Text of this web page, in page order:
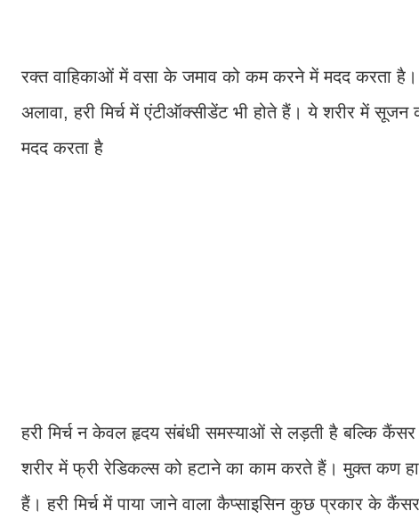
रक्त वाहिकाओं में वसा के जमाव को कम करने में मदद करता
अलावा, हरी मिर्च में एंटीऑक्सीडेंट भी होते हैं। ये शरीर में
मदद करता है
हरी मिर्च न केवल हृदय संबंधी समस्याओं से लड़ती है बल्कि
शरीर में फ्री रेडिकल्स को हटाने का काम करते हैं। मुक्त कण
हैं। हरी मिर्च में पाया जाने वाला कैप्साइसिन कुछ प्रकार के